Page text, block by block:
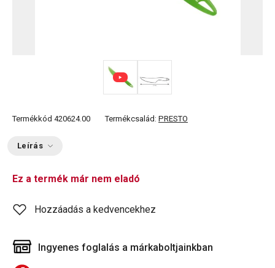
Termékkód 420624.00 Termékcsalád: PRESTO
Leírás
Ez a termék már nem eladó
Hozzáadás a kedvencekhez
Ingyenes foglalás a márkaboltjainkban